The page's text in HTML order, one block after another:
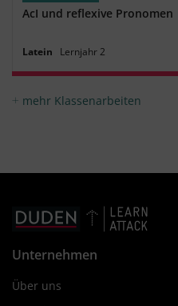
AcI und reflexive Pronomen
Latein Lernjahr2
mehr Klassenarbeiten
Unternehmen
Über uns